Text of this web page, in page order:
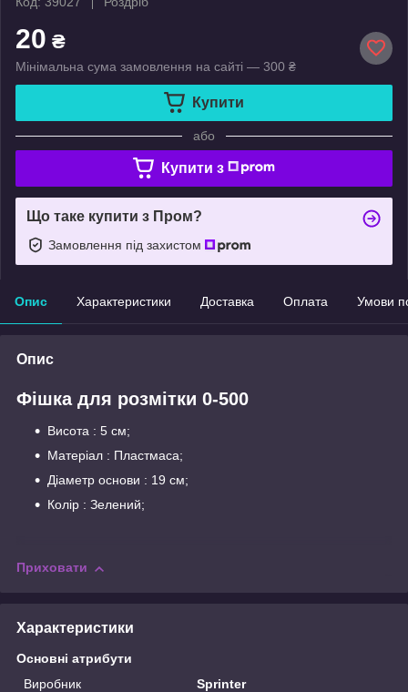
20 ₴
Мінімальна сума замовлення на сайті — 300 ₴
Купити
або
Купити з
Що таке купити з Пром?
Замовлення під захистом
Опис Характеристики Доставка Оплата Умови
Опис
Фішка для розмітки 0-500
Висота : 5 см;
Матеріал : Пластмаса;
Діаметр основи : 19 см;
Колір : Зелений;
Приховати
Характеристики
Основні атрибути
Виробник
Sprinter